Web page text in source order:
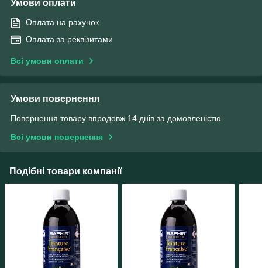
Умови оплати
Оплата на рахунок
Оплата за реквізитами
Всі умови оплати
Умови повернення
Повернення товару впродовж 14 днів за домовленістю
Всі умови повернення
Подібні товари компанії